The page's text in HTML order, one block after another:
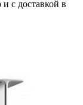
с доставкой в